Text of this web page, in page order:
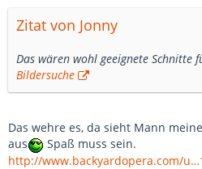
Zitat von Jonny
Das wären wohl geeignete Schnitte
Bildersuche
Das wehre es, da sieht Mann
aus
Spaß muss sein.
http://www.backyardopera.com/